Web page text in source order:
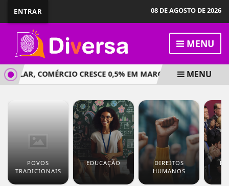
ENTRAR 08 DE AGOSTO DE 2026
MENU
COMÉRCIO CRESCE 0,5% EM MARÇO E AMPLIA RECORDE
MENU
POVOS
TRADICIONAIS
EDUCAÇÃO
DIREITOS
HUMANOS